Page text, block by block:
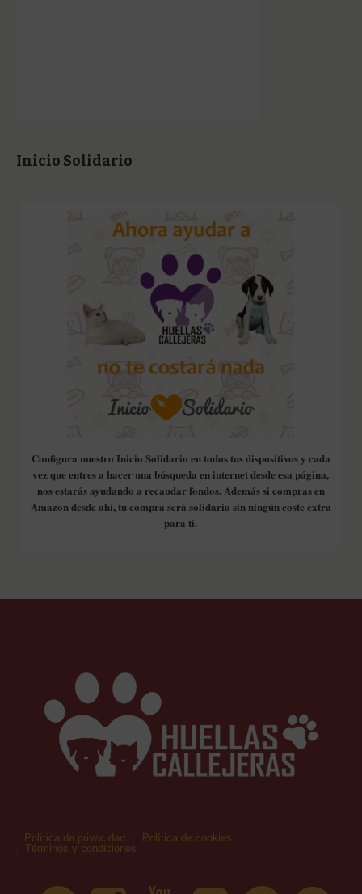
Inicio Solidario
Configura nuestro Inicio Solidario en todos tus dispositivos y cada
vez que entres a hacer una búsqueda en internet desde esa página,
nos estarás ayudando a recaudar fondos. Además si compras en
Amazon desde ahí, tu compra será solidaria sin ningún coste extra
para ti.
Política de privacidad
Política de cookies
Términos y condiciones